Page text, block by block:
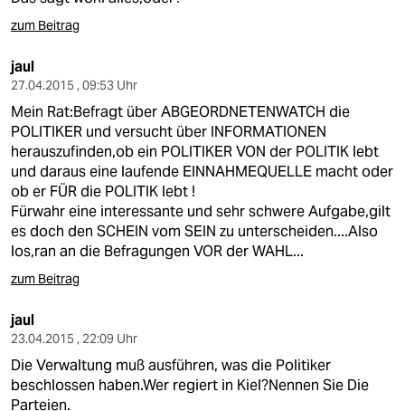
zum Beitrag
jaul
27.04.2015 , 09:53 Uhr
Mein Rat:Befragt über ABGEORDNETENWATCH die
POLITIKER und versucht über INFORMATIONEN
herauszufinden,ob ein POLITIKER VON der POLITIK lebt
und daraus eine laufende EINNAHMEQUELLE macht oder
ob er FÜR die POLITIK lebt !
Fürwahr eine interessante und sehr schwere Aufgabe,gilt
es doch den SCHEIN vom SEIN zu unterscheiden....Also
los,ran an die Befragungen VOR der WAHL...
zum Beitrag
jaul
23.04.2015 , 22:09 Uhr
Die Verwaltung muß ausführen, was die Politiker
beschlossen haben.Wer regiert in Kiel?Nennen Sie Die
Parteien.